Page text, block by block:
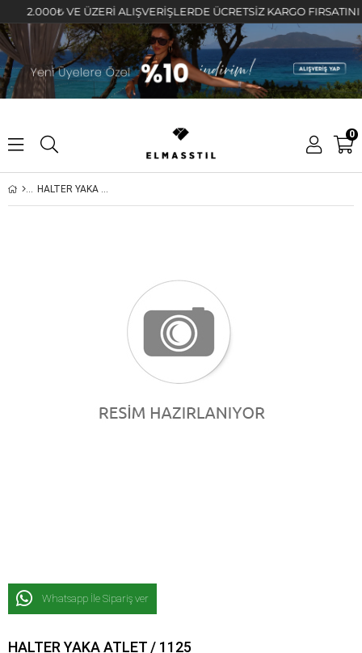
2.000₺ VE ÜZERİ ALIŞVERİŞLERDE ÜCRETSİZ KARGO FIRSATINI
0
HALTER YAKA ATLET / 1125
Whatsapp İle Sipariş ver
HALTER YAKA ATLET / 1125